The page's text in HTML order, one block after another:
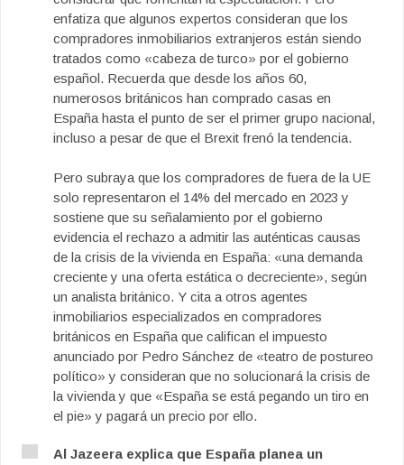
enfatiza que algunos expertos consideran que los
compradores inmobiliarios extranjeros están siendo
tratados como «cabeza de turco» por el gobierno
español. Recuerda que desde los años 60,
numerosos británicos han comprado casas en
España hasta el punto de ser el primer grupo nacional,
incluso a pesar de que el Brexit frenó la tendencia.
Pero subraya que los compradores de fuera de la UE
solo representaron el 14% del mercado en 2023 y
sostiene que su señalamiento por el gobierno
evidencia el rechazo a admitir las auténticas causas
de la crisis de la vivienda en España: «una demanda
creciente y una oferta estática o decreciente», según
un analista británico. Y cita a otros agentes
inmobiliarios especializados en compradores
británicos en España que califican el impuesto
anunciado por Pedro Sánchez de «teatro de postureo
político» y consideran que no solucionará la crisis de
la vivienda y que «España se está pegando un tiro en
el pie» y pagará un precio por ello.
Al Jazeera explica que España planea un